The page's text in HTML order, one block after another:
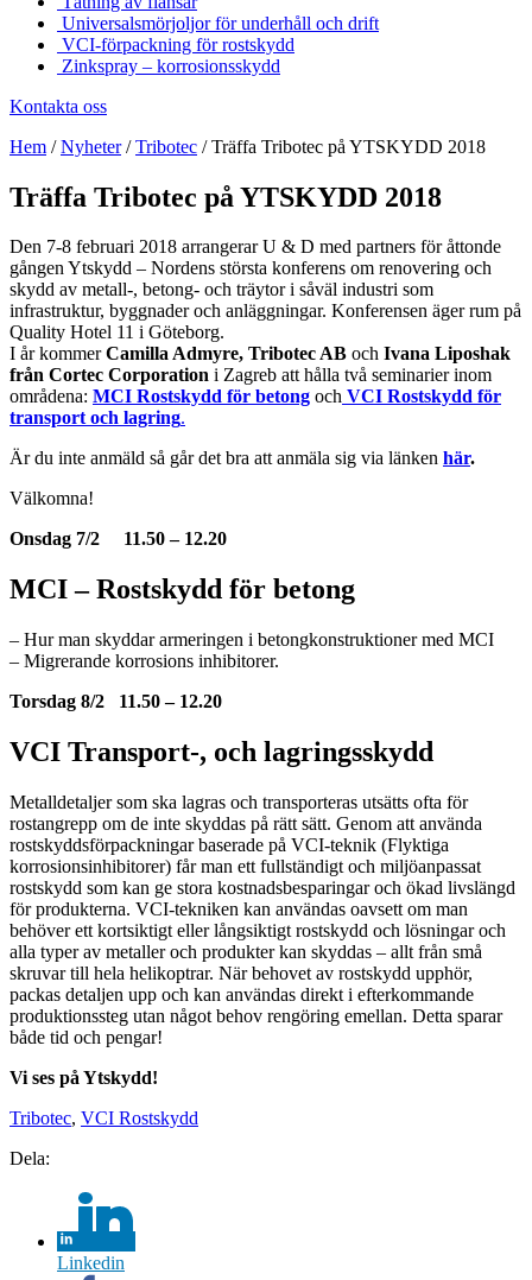
Universalsmörjoljor för underhåll och drift
VCI-förpackning för rostskydd
Zinkspray – korrosionsskydd
Kontakta oss
Hem /Nyheter/Tribotec /Träffa Tribotec på YTSKYDD 2018
Träffa Tribotec på YTSKYDD 2018
Den 7-8 februari 2018 arrangerar U & D med partners för åttonde
gången Ytskydd – Nordens största konferens om renovering och
skydd av metall-, betong- och träytor i såväl industri som
infrastruktur, byggnader och anläggningar. Konferensen äger rum på
Quality Hotel 11 i Göteborg.
I år kommerCamilla Admyre, Tribotec AB och Ivana Liposhak
från Cortec Corporation i Zagreb att hålla två seminarier inom
områdena: MCI Rostskydd för betong och VCI Rostskydd för
transport och lagring.
Är du inte anmäld så går det bra att anmäla sig via länken här.
Välkomna!
Onsdag 7/2 11.50 – 12.20
MCI – Rostskydd för betong
– Hur man skyddar armeringen i betongkonstruktioner med MCI
– Migrerande korrosions inhibitorer.
Torsdag 8/2 11.50 – 12.20
VCI Transport-, och lagringsskydd
Metalldetaljer som ska lagras och transporteras utsätts ofta för
rostangrepp om de inte skyddas på rätt sätt. Genom att använda
rostskyddsförpackningar baserade på VCI-teknik (Flyktiga
korrosionsinhibitorer) får man ett fullständigt och miljöanpassat
rostskydd som kan ge stora kostnadsbesparingar och ökad livslängd
för produkterna. VCI-tekniken kan användas oavsett om man
behöver ett kortsiktigt eller långsiktigt rostskydd och lösningar och
alla typer av metaller och produkter kan skyddas – allt från små
skruvar till hela helikoptrar. När behovet av rostskydd upphör,
packas detaljen upp och kan användas direkt i efterkommande
produktionssteg utan något behov rengöring emellan. Detta sparar
både tid och pengar!
Vi ses på Ytskydd!
Tribotec, VCI Rostskydd
Dela:
Linkedin